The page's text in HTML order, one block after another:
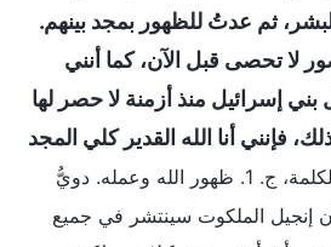
ثم عدتُ للظهور بمجد بينهم.
لا تحصى قبل الآن، كما أنني
إسرائيل منذ أزمنة لا حصر لها
فإنني أنا الله القدير كلي المجد
(الكلمة، ج. 1. ظهور الله وعمله. دويُّ
إنجيل الملكوت سينتشر في جميع